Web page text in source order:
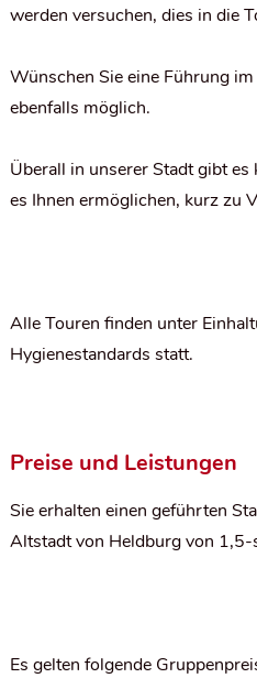
werden versuchen, dies in die
Wünschen Sie eine Führung
ebenfalls möglich.
Überall in unserer Stadt gibt
es Ihnen ermöglichen, kurz zu
Alle Touren finden unter
Hygienestandards statt.
Preise und Leistungen
Sie erhalten einen geführten
Altstadt von Heldburg von 1,5-
Es gelten folgende